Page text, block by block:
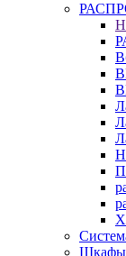
Шкафы,